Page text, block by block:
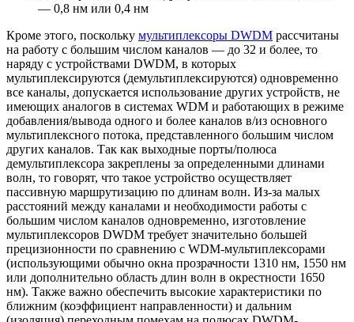
— 0,8 нм или 0,4 нм
Кроме этого, поскольку мультиплексоры DWDM рассчитаны
на работу с большим числом каналов — до 32 и более, то
наряду с устройствами DWDM, в которых
мультиплексируются (демультиплексируются) одновременно
все каналы, допускается использование других устройств, не
имеющих аналогов в системах WDM и работающих в режиме
добавления/вывода одного и более каналов в/из основного
мультиплексного потока, представленного большим числом
других каналов. Так как выходные порты/полюса
демультиплексора закреплены за определенными длинами
волн, то говорят, что такое устройство осуществляет
пассивную маршрутизацию по длинам волн. Из-за малых
расстояний между каналами и необходимости работы с
большим числом каналов одновременно, изготовление
мультиплексоров DWDM требует значительно большей
прецизионности по сравнению c WDM-мультиплексорами
(использующими обычно окна прозрачности 1310 нм, 1550 нм
или дополнительно область длин волн в окрестности 1650
нм). Также важно обеспечить высокие характеристики по
ближним (коэффициент направленности) и дальним